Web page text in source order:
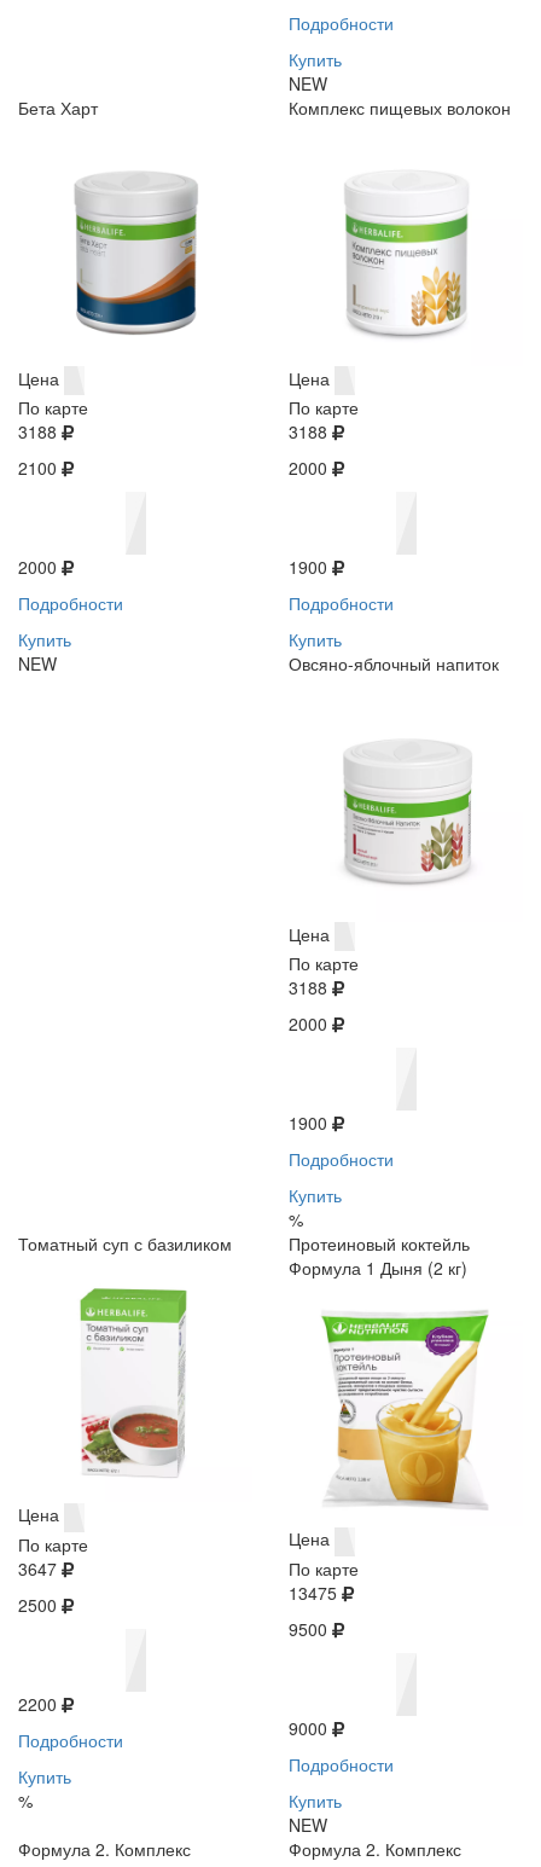
Подробности
Купить
NEW
Бета Харт
Цена
По карте
3188
2100
2000
Подробности
Купить
NEW
Комплекс пищевых волокон
Цена
По карте
3188
2000
1900
Подробности
Купить
Овсяно-яблочный напиток
Цена
По карте
3188
2000
1900
Подробности
Купить
%
Томатный суп с базиликом
Цена
По карте
3647
2500
2200
Подробности
Купить
%
Протеиновый коктейль
Формула 1 Дыня (2 кг)
Цена
По карте
13475
9500
9000
Подробности
Купить
NEW
Формула 2. Комплекс
Формула 2. Комплекс